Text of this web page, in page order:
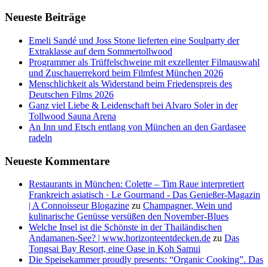
Neueste Beiträge
Emeli Sandé und Joss Stone lieferten eine Soulparty der
Extraklasse auf dem Sommertollwood
Programmer als Trüffelschweine mit exzellenter Filmauswahl
und Zuschauerrekord beim Filmfest München 2026
Menschlichkeit als Widerstand beim Friedenspreis des
Deutschen Films 2026
Ganz viel Liebe & Leidenschaft bei Alvaro Soler in der
Tollwood Sauna Arena
An Inn und Etsch entlang von München an den Gardasee
radeln
Neueste Kommentare
Restaurants in München: Colette – Tim Raue interpretiert
Frankreich asiatisch · Le Gourmand - Das Genießer-Magazin
| A Connoisseur Blogazine zu Champagner, Wein und
kulinarische Genüsse versüßen den November-Blues
Welche Insel ist die Schönste in der Thailändischen
Andamanen-See? | www.horizonteentdecken.de zu Das
Tongsai Bay Resort, eine Oase in Koh Samui
Die Speisekammer proudly presents: “Organic Cooking”. Das